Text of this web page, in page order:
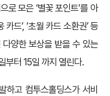
로 모은 ‘별꽃 포인트’를 아
드’, ‘초월 카드 소환권’ 등
양한 보상을 받을 수 있는
부터 15일 까지 열린다.
하고 컴투스홀딩스가 서비